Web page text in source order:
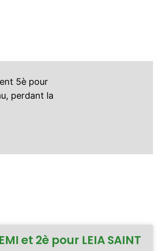
5è pour
perdant la
et 2è pour LEIA SAINT